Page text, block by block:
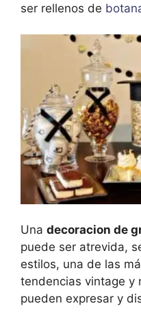
ser rellenos de
Una decoracion de
puede ser atrevida,
estilos, una de las
tendencias vintage y
pueden expresar y